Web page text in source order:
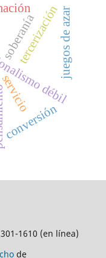
débil
soberanía
tercerizaciónjuegos de azar
conversión
servicio
1610 (en línea)
de